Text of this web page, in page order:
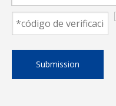
Submission